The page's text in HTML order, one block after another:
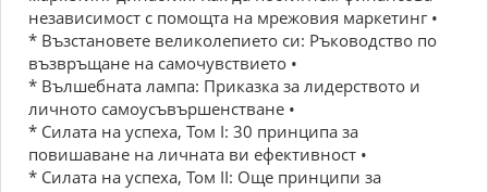
независимост с помощта на мрежовия маркетинг •
* Възстановете великолепието си: Ръководство по
възвръщане на самочувствието •
* Вълшебната лампа: Приказка за лидерството и
личното самоусъвършенстване •
* Силата на успеха, Том I: 30 принципа за
повишаване на личната ви ефективност •
* Силата на успеха, Том II: Още принципи за